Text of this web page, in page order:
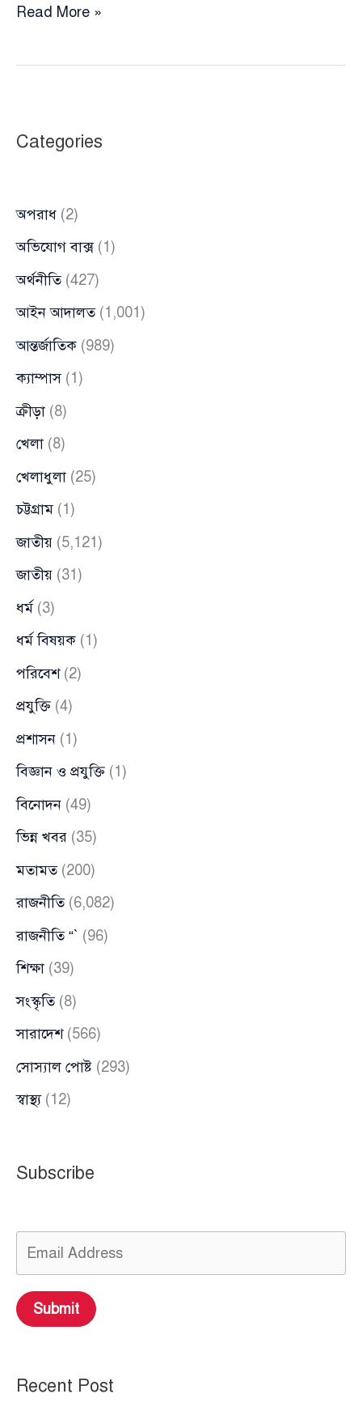
পিআর
এটি
প্রযোজ্য
নয়:
Read More »
Categories
অপরাধ (2)
অভিযোগ বাক্স(1)
অর্থনীতি(427)
আইন আদালত(1,001)
আন্তর্জাতিক (989)
ক্যাম্পাস(1)
ক্রীড়া (8)
খেলা (8)
খেলাধুলা (25)
চট্টগ্রাম (1)
জাতীয় (5,121)
জাতীয় (31)
ধর্ম (3)
ধর্ম বিষয়ক (1)
পরিবেশ(2)
প্রযুক্তি (4)
প্রশাসন (1)
বিজ্ঞান ও প্রযুক্তি (1)
বিনোদন (49)
ভিন্ন খবর (35)
মতামত(200)
রাজনীতি(6,082)
রাজনীতি “` (96)
শিক্ষা (39)
সংস্কৃতি(8)
সারাদেশ(566)
সোস্যাল পোষ্ট (293)
স্বাস্থ্য(12)
Subscribe
Submit
Recent Post